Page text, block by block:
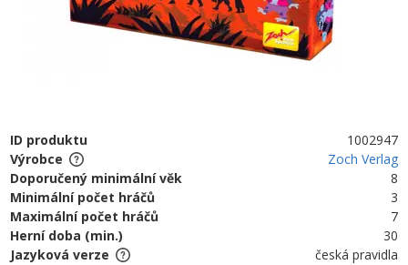
ID produktu
1002947
Výrobce
Zoch Verlag
Doporučený minimální věk
8
Minimální počet hráčů
3
Maximální počet hráčů
7
Herní doba (min.)
30
Jazyková verze
česká pravidla